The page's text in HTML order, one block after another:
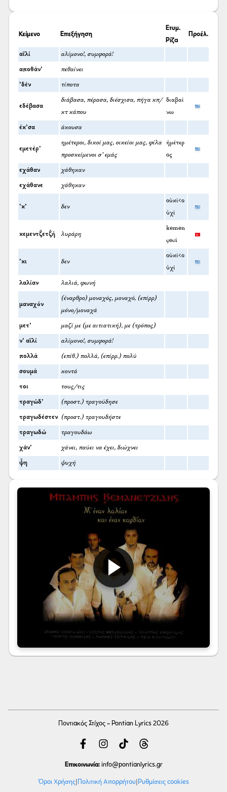
Κείμενο Επεξήγηση
Ετυμ.
Ρίζα
Προέλ.
αϊλί αλίμονο!, συμφορά!
αποθάν’ πεθαίνει
’δέν τίποτα
εδέβασα
διάβασα, πέρασα, διέσχισα, πήγα κπ/
κτ κάπου
διαβαί
νω
έκ’σα άκουσα
εμετέρ’
ημέτεροι, δικοί μας, οικείοι μας, φίλα
προσκείμενοι σ' εμάς
ἡμέτερ
ος
εχάθαν χάθηκαν
εχάθανε χάθηκαν
’κ’ δεν
οὐκί<ο
ὐχί
κεμεντζ̌ετζ̌ή λυράρη
kemen
çeci
’κι δεν
οὐκί<ο
ὐχί
λαλίαν λαλιά, φωνή
μαναχόν
(έναρθρο) μοναχός, μοναχό, (επίρρ)
μόνο/μοναχά
μετ’ μαζί με (με αιτιατική), με (τρόπος)
ν’ αϊλί αλίμονο!, συμφορά!
πολλά (επίθ.) πολλά, (επίρρ.) πολύ
σουμά κοντά
τοι τους/τις
τραγώδ’ (προστ.) τραγούδησε
τραγωδέστεν (προστ.) τραγουδήστε
τραγωδώ τραγουδάω
χάν’ χάνει, παύει να έχει, διώχνει
ψ̌η ψυχή
Ποντιακός Στίχος - Pontian Lyrics 2026
Επικοινωνία: info@pontianlyrics.gr
Όροι Χρήσης| Πολιτική Απορρήτου| Ρυθμίσεις cookies